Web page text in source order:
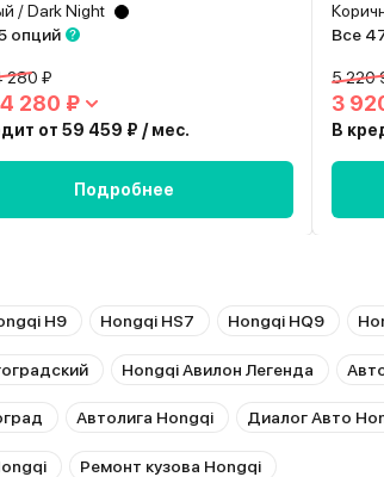
/ Dark Night
опций
280 ₽
280 ₽
от 59 459 ₽ / мес.
Подробнее
Все
5 220
3
В
H9 Hongqi HS7 Hongqi HQ9
Hongqi Авилон Легенда
Автолига Hongqi Диалог Авто
Ремонт кузова Hongqi